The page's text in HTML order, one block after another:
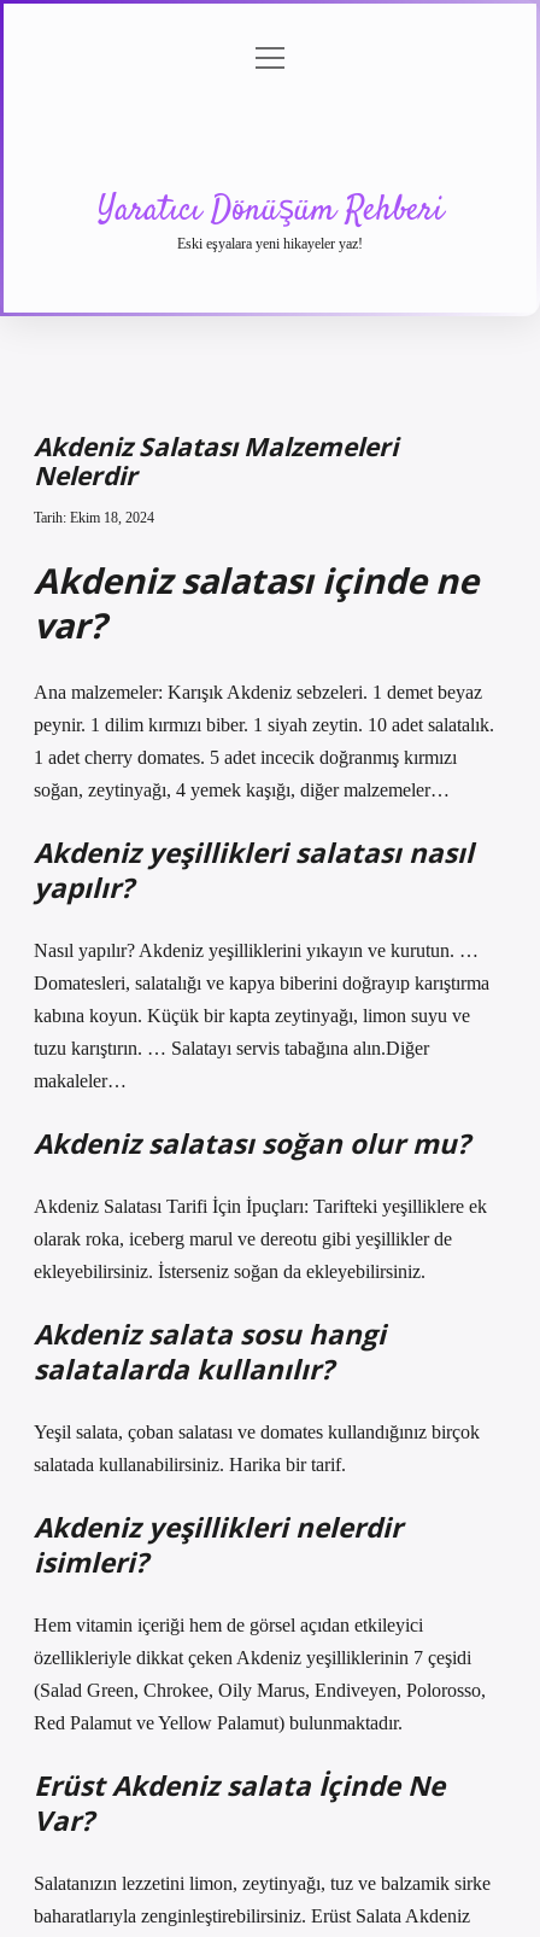
menüyü
Yaratıcı Dönüşüm Rehberi
Eski eşyalara yeni hikayeler yaz!
Akdeniz Salatası Malzemeleri
Nelerdir
Tarih: Ekim 18, 2024
Akdeniz salatası içinde ne
var?
Ana malzemeler: Karışık Akdeniz sebzeleri. 1 demet beyaz
peynir. 1 dilim kırmızı biber. 1 siyah zeytin. 10 adet salatalık.
1 adet cherry domates. 5 adet incecik doğranmış kırmızı
soğan, zeytinyağı, 4 yemek kaşığı, diğer malzemeler…
Akdeniz yeşillikleri salatası nasıl
yapılır?
Nasıl yapılır? Akdeniz yeşilliklerini yıkayın ve kurutun. …
Domatesleri, salatalığı ve kapya biberini doğrayıp karıştırma
kabına koyun. Küçük bir kapta zeytinyağı, limon suyu ve
tuzu karıştırın. … Salatayı servis tabağına alın.Diğer
makaleler…
Akdeniz salatası soğan olur mu?
Akdeniz Salatası Tarifi İçin İpuçları: Tarifteki yeşilliklere ek
olarak roka, iceberg marul ve dereotu gibi yeşillikler de
ekleyebilirsiniz. İsterseniz soğan da ekleyebilirsiniz.
Akdeniz salata sosu hangi
salatalarda kullanılır?
Yeşil salata, çoban salatası ve domates kullandığınız birçok
salatada kullanabilirsiniz. Harika bir tarif.
Akdeniz yeşillikleri nelerdir
isimleri?
Hem vitamin içeriği hem de görsel açıdan etkileyici
özellikleriyle dikkat çeken Akdeniz yeşilliklerinin 7 çeşidi
(Salad Green, Chrokee, Oily Marus, Endiveyen, Polorosso,
Red Palamut ve Yellow Palamut) bulunmaktadır.
Erüst Akdeniz salata İçinde Ne
Var?
Salatanızın lezzetini limon, zeytinyağı, tuz ve balzamik sirke
baharatlarıyla zenginleştirebilirsiniz. Erüst Salata Akdeniz